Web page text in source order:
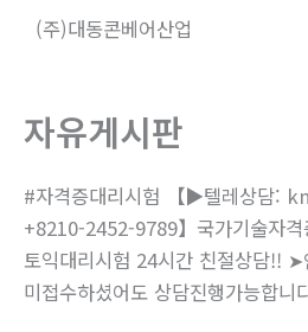
(주)대동콘베어산업
자유게시판
#자격증대리시험 【▶텔레상담:
+8210-2452-9789】국가기술자격
토익대리시험 24시간 친절상담!!
미접수하셨어도 상담진행가능합니